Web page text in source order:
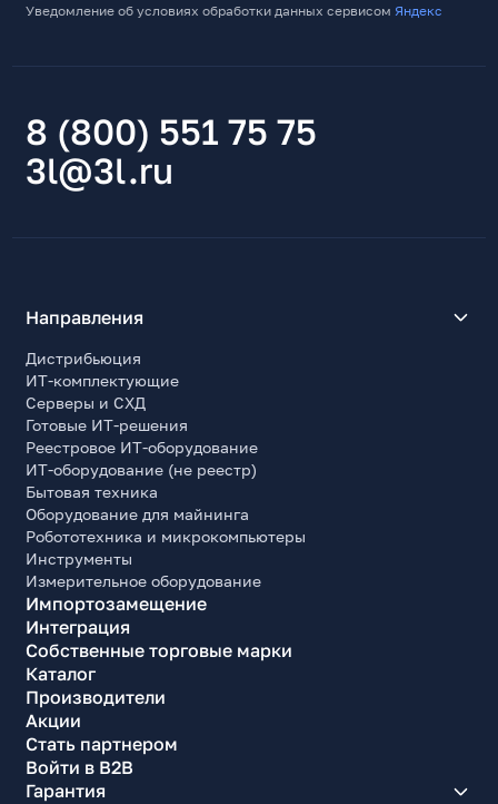
Уведомление об условиях обработки данных сервисом Яндекс
8 (800) 551 75 75
3l@3l.ru
Направления
Дистрибьюция
ИТ-комплектующие
Серверы и СХД
Готовые ИТ-решения
Реестровое ИТ-оборудование
ИТ-оборудование (не реестр)
Бытовая техника
Оборудование для майнинга
Робототехника и микрокомпьютеры
Инструменты
Измерительное оборудование
Импортозамещение
Интеграция
Собственные торговые марки
Каталог
Производители
Акции
Стать партнером
Войти в B2B
Гарантия